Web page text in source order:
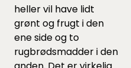
heller vil have lidt
grønt og frugt i den
ene side og to
rugbrødsmadder i den